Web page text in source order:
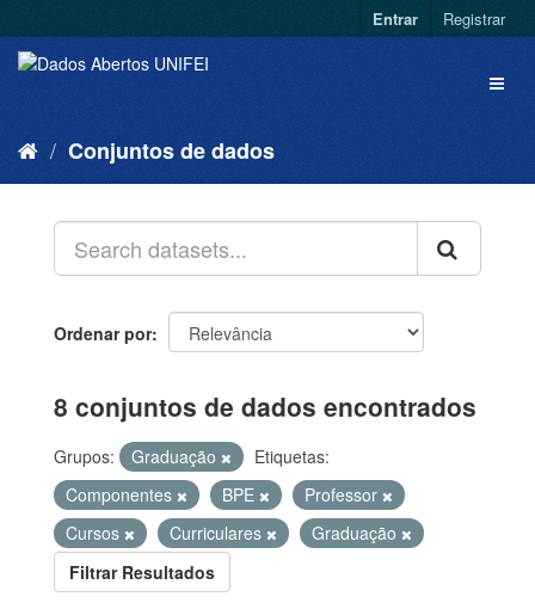
Entrar Registrar
Conjuntos de dados
Ordenar por
8 conjuntos de dados encontrados
Grupos: Graduação
Etiquetas:
Componentes
BPE
Professor
Cursos
Curriculares
Graduação
Filtrar Resultados